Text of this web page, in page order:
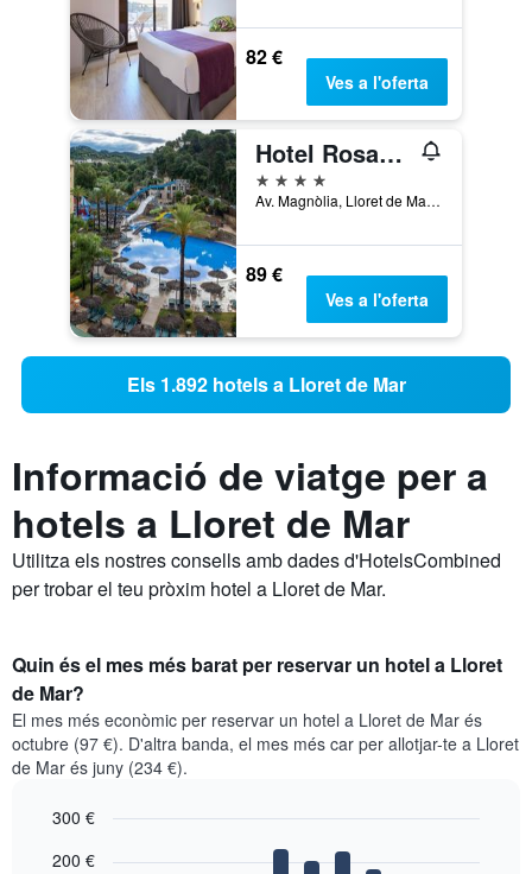
82 €
Ves a l'oferta
Hotel Rosamar Garden Resort
4 estrelles
Av. Magnòlia, Lloret de Mar, Catalunya, Espanya
89 €
Ves a l'oferta
Els 1.892 hotels a Lloret de Mar
Informació de viatge per a
hotels a Lloret de Mar
Utilitza els nostres consells amb dades d'HotelsCombined
per trobar el teu pròxim hotel a Lloret de Mar.
Quin és el mes més barat per reservar un hotel a Lloret
de Mar?
El mes més econòmic per reservar un hotel a Lloret de Mar és
octubre (97 €). D'altra banda, el mes més car per allotjar-te a Lloret
de Mar és juny (234 €).
chart
graphic.
200 €
300 €